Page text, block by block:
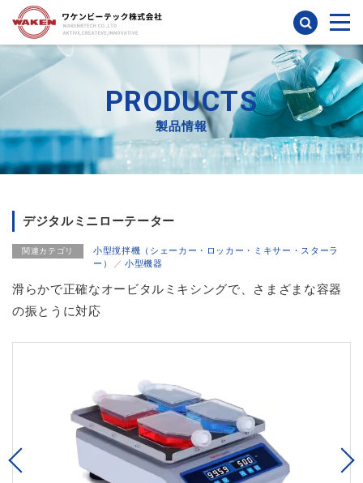
検索
PRODUCTS
製品情報
デジタルミニローテーター
関連カテゴリ
小型撹拌機（シェーカー・ロッカー・ミキサー・スターラ
ー）
小型機器
滑らかで正確なオービタルミキシングで、さまざまな容器
の振とうに対応